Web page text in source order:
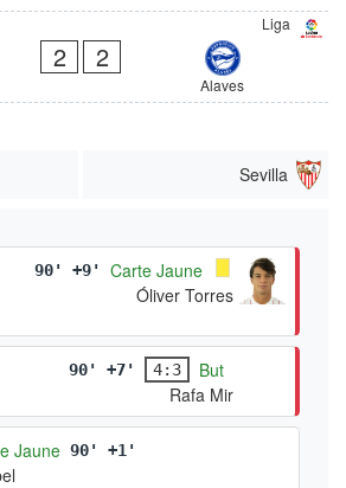
Liga
2 2
Alaves
Sevilla
90' +9'
Carte Jaune
Óliver Torres
90' +7' 4:3
But
Rafa Mir
Carte Jaune
Gorosabel